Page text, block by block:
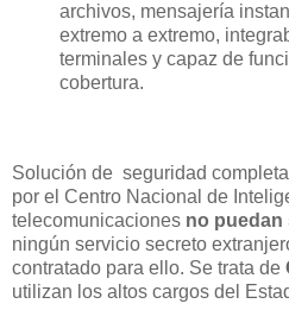
archivos, mensajería
extremo a extremo,
terminales y capaz de
cobertura.
Solución de seguridad
por el Centro Nacional de
telecomunicaciones no puedan
ningún servicio secreto
contratado para ello. Se trata de
utilizan los altos cargos del